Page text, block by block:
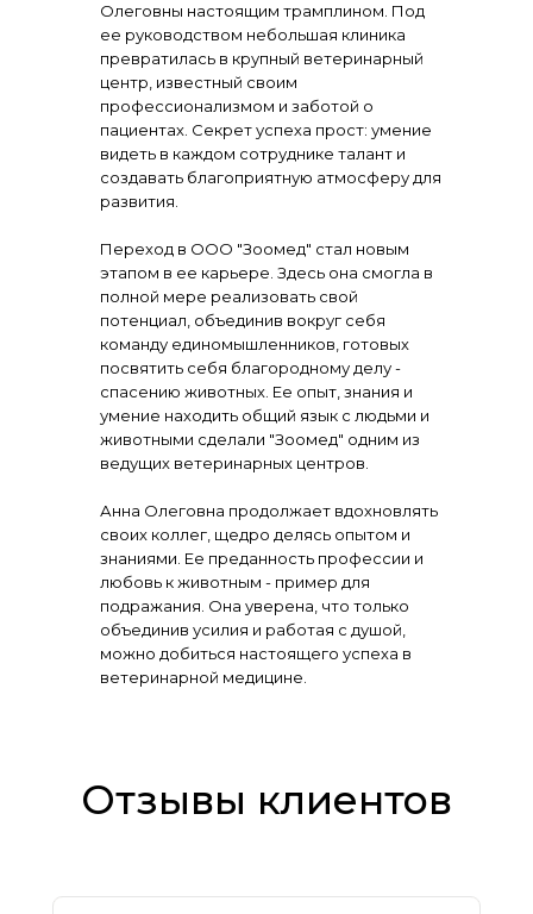
Олеговны настоящим трамплином. Под
ее руководством небольшая клиника
превратилась в крупный ветеринарный
центр, известный своим
профессионализмом и заботой о
пациентах. Секрет успеха прост: умение
видеть в каждом сотруднике талант и
создавать благоприятную атмосферу для
развития.
Переход в ООО "Зоомед" стал новым
этапом в ее карьере. Здесь она смогла в
полной мере реализовать свой
потенциал, объединив вокруг себя
команду единомышленников, готовых
посвятить себя благородному делу -
спасению животных. Ее опыт, знания и
умение находить общий язык с людьми и
животными сделали "Зоомед" одним из
ведущих ветеринарных центров.
Анна Олеговна продолжает вдохновлять
своих коллег, щедро делясь опытом и
знаниями. Ее преданность профессии и
любовь к животным - пример для
подражания. Она уверена, что только
объединив усилия и работая с душой,
можно добиться настоящего успеха в
ветеринарной медицине.
Отзывы клиентов